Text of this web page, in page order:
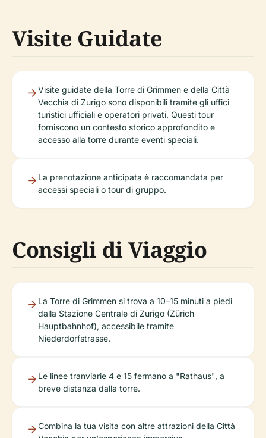
Visite Guidate
Visite guidate della Torre di Grimmen e della Città
Vecchia di Zurigo sono disponibili tramite gli uffici
turistici ufficiali e operatori privati. Questi tour
forniscono un contesto storico approfondito e
accesso alla torre durante eventi speciali.
La prenotazione anticipata è raccomandata per
accessi speciali o tour di gruppo.
Consigli di Viaggio
La Torre di Grimmen si trova a 10–15 minuti a piedi
dalla Stazione Centrale di Zurigo (Zürich
Hauptbahnhof), accessibile tramite
Niederdorfstrasse.
Le linee tranviarie 4 e 15 fermano a "Rathaus", a
breve distanza dalla torre.
Combina la tua visita con altre attrazioni della Città